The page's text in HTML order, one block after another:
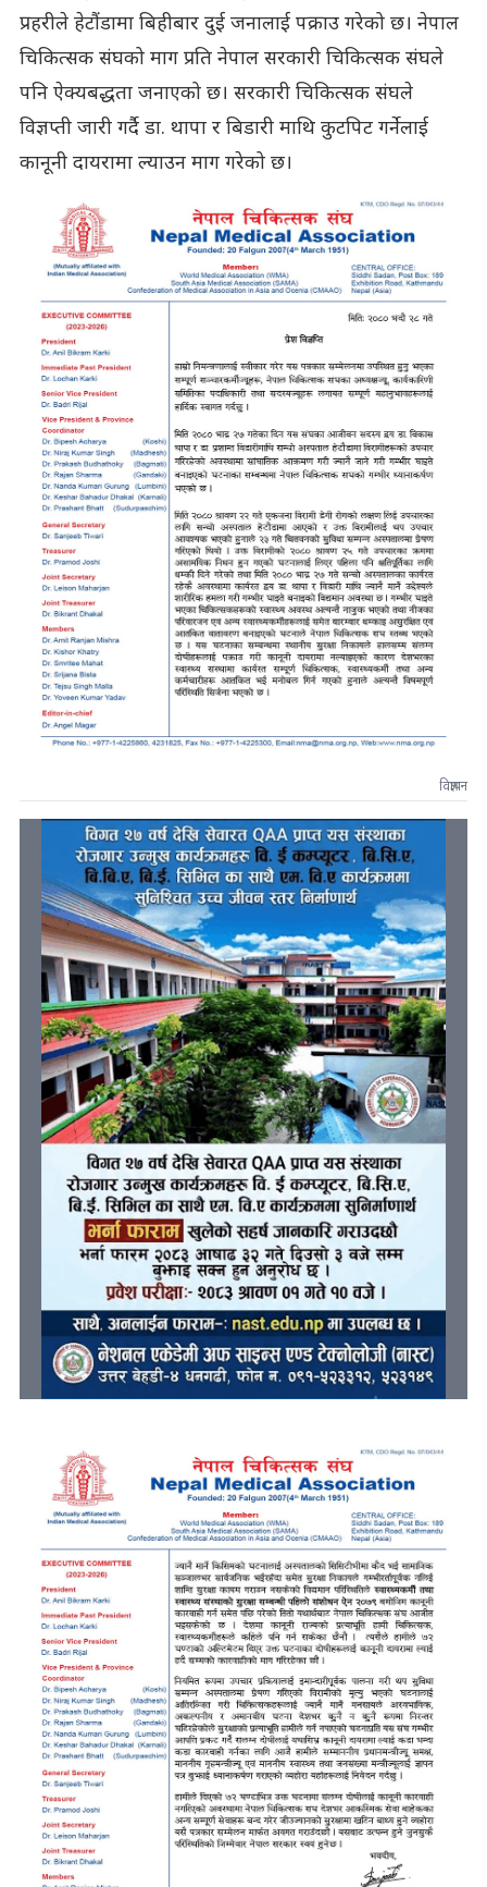
प्रहरीले हेटौंडामा बिहीबार दुई जनालाई पक्राउ गरेको छ। नेपाल
चिकित्सक संघको माग प्रति नेपाल सरकारी चिकित्सक संघले
पनि ऐक्यबद्धता जनाएको छ। सरकारी चिकित्सक संघले
विज्ञप्ती जारी गर्दै डा. थापा र बिडारी माथि कुटपिट गर्नेलाई
कानूनी दायरामा ल्याउन माग गरेको छ।
विज्ञापन